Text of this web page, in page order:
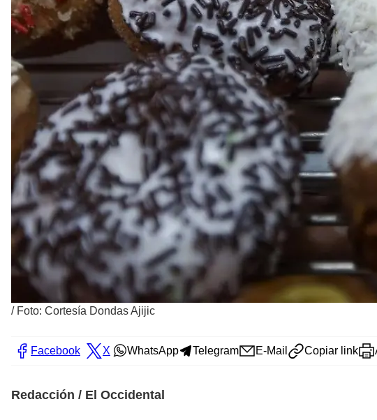
/ Foto: Cortesía Dondas Ajijic
Facebook X WhatsApp Telegram E-Mail Copiar link
Redacción / El Occidental